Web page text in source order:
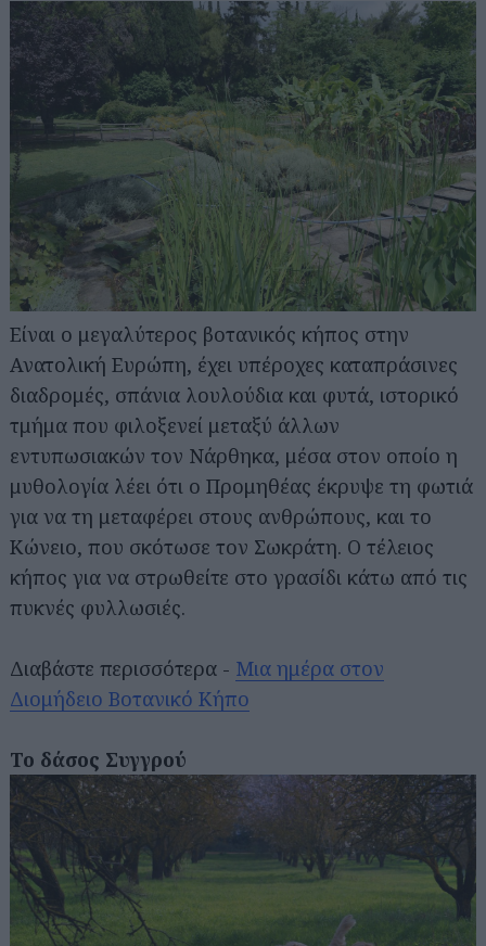
Είναι ο μεγαλύτερος βοτανικός κήπος στην
Ανατολική Ευρώπη, έχει υπέροχες καταπράσινες
διαδρομές, σπάνια λουλούδια και φυτά, ιστορικό
τμήμα που φιλοξενεί μεταξύ άλλων
εντυπωσιακών τον Νάρθηκα, μέσα στον οποίο η
μυθολογία λέει ότι ο Προμηθέας έκρυψε τη φωτιά
για να τη μεταφέρει στους ανθρώπους, και το
Κώνειο, που σκότωσε τον Σωκράτη. Ο τέλειος
κήπος για να στρωθείτε στο γρασίδι κάτω από τις
πυκνές φυλλωσιές.
Διαβάστε περισσότερα - Μια ημέρα στον
Διομήδειο Βοτανικό Κήπο
Το δάσος Συγγρού
Αναζήτηση
για...